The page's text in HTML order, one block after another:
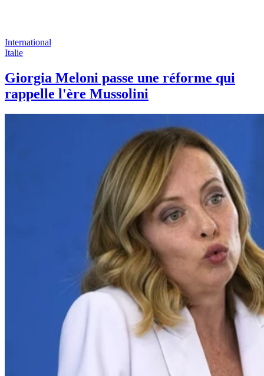
International
Italie
Giorgia Meloni passe une réforme qui
rappelle l'ère Mussolini